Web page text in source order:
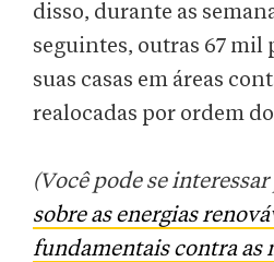
disso, durante as
seguintes, outras 67 mil
suas casas em áreas
realocadas por ordem
(Você pode se
sobre as energias
fundamentais contra as